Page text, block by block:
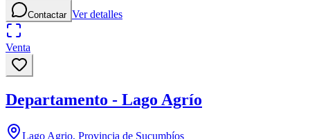
Contactar Ver detalles
Venta
Departamento - Lago Agrío
Lago Agrio, Provincia de Sucumbíos